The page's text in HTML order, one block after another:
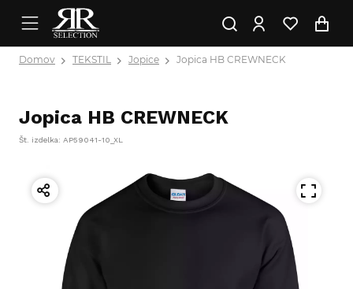
Domov TEKSTIL Jopice Jopica HB CREWNECK
Jopica HB CREWNECK
Št. izdelka: AP59041-10_XL